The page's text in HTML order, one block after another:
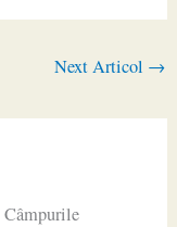
Next Articol →
Câmpurile